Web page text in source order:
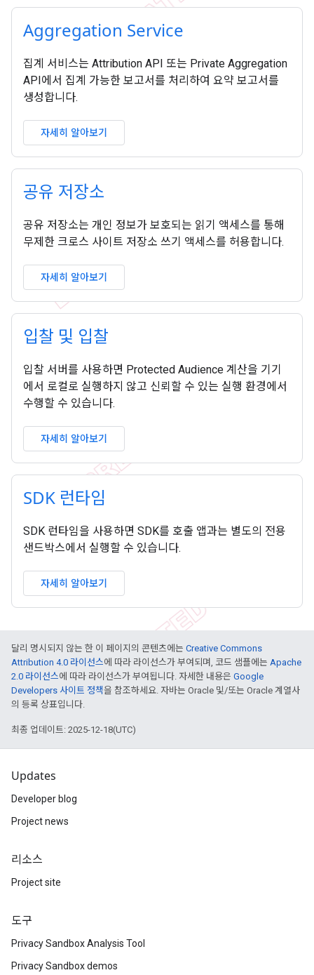
Aggregation Service
집계 서비스는 Attribution API 또는 Private Aggregation
API에서 집계 가능한 보고서를 처리하여 요약 보고서를
생성합니다.
자세히 알아보기
공유 저장소
공유 저장소는 개인 정보가 보호되는 읽기 액세스를 통해
무제한 크로스 사이트 저장소 쓰기 액세스를 허용합니다.
자세히 알아보기
입찰 및 입찰
입찰 서버를 사용하면 Protected Audience 계산을 기기
에서 로컬로 실행하지 않고 신뢰할 수 있는 실행 환경에서
수행할 수 있습니다.
자세히 알아보기
SDK 런타임
SDK 런타임을 사용하면 SDK를 호출 앱과는 별도의 전용
샌드박스에서 실행할 수 있습니다.
자세히 알아보기
달리 명시되지 않는 한 이 페이지의 콘텐츠에는 Creative Commons
Attribution 4.0 라이선스에 따라 라이선스가 부여되며, 코드 샘플에는 Apache
2.0 라이선스에 따라 라이선스가 부여됩니다. 자세한 내용은 Google
Developers 사이트 정책을 참조하세요. 자바는 Oracle 및/또는 Oracle 계열사
의 등록 상표입니다.
최종 업데이트: 2025-12-18(UTC)
Updates
Developer blog
Project news
리소스
Project site
도구
Privacy Sandbox Analysis Tool
Privacy Sandbox demos